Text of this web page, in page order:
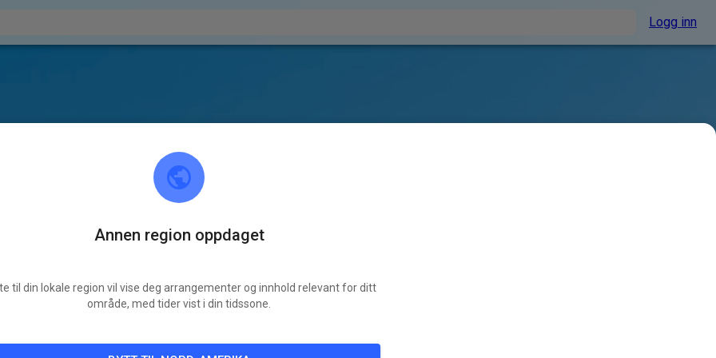
Logg inn
Annen region oppdaget
til din lokale region vil vise deg arrangementer og innhold relevant for ditt
område, med tider vist i din tidssone.